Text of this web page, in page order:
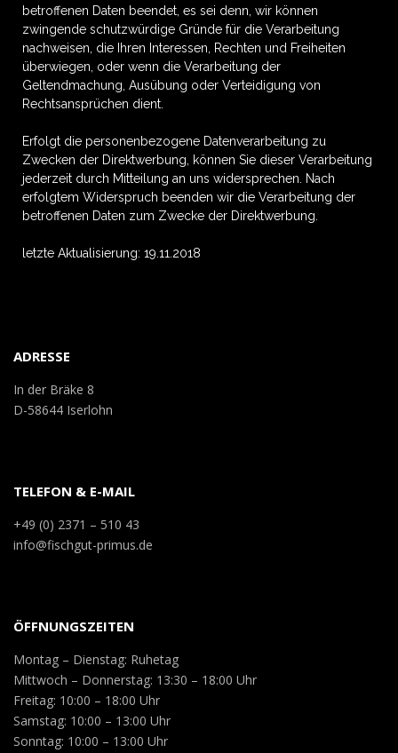
betroffenen Daten beendet, es sei denn, wir können
zwingende schutzwürdige Gründe für die Verarbeitung
nachweisen, die Ihren Interessen, Rechten und Freiheiten
überwiegen, oder wenn die Verarbeitung der
Geltendmachung, Ausübung oder Verteidigung von
Rechtsansprüchen dient.
Erfolgt die personenbezogene Datenverarbeitung zu
Zwecken der Direktwerbung, können Sie dieser Verarbeitung
jederzeit durch Mitteilung an uns widersprechen. Nach
erfolgtem Widerspruch beenden wir die Verarbeitung der
betroffenen Daten zum Zwecke der Direktwerbung.
letzte Aktualisierung: 19.11.2018
ADRESSE
In der Bräke 8
D-58644 Iserlohn
TELEFON & E-MAIL
+49 (0) 2371 – 510 43
info@fischgut-primus.de
ÖFFNUNGSZEITEN
Montag – Dienstag: Ruhetag
Mittwoch – Donnerstag: 13:30 – 18:00 Uhr
Freitag: 10:00 – 18:00 Uhr
Samstag: 10:00 – 13:00 Uhr
Sonntag: 10:00 – 13:00 Uhr